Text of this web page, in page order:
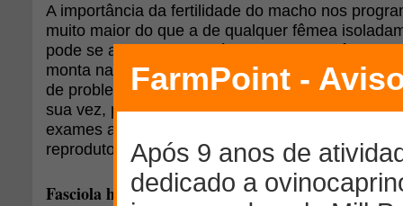
A importância da fertilidade do macho nos
muito maior do que a de qualquer fêmea
pode se acasalar com número maior de fêmeas,
monta natural como na inseminação artificial.
de problemas de subfertilidade ou infertilidade
sua vez, possam comprometer os índices de
exames andrológicos se fazem imprescindíveis
reprodutores e acompanhamento de seus
Fasciola hepatica em ovinos e caprinos